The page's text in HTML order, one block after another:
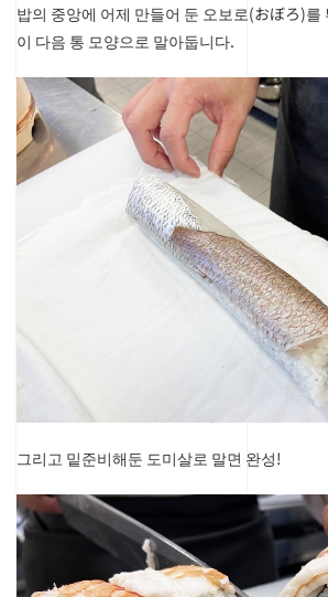
밥의 중앙에 어제 만들어 둔 오보로(おぼろ)
이 다음 통 모양으로 말아둡니다.
그리고 밑준비해둔 도미살로 말면 완성!